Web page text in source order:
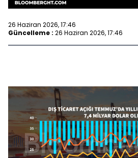
26 Haziran 2026, 17:46
Güncelleme : 26 Haziran 2026, 17:46